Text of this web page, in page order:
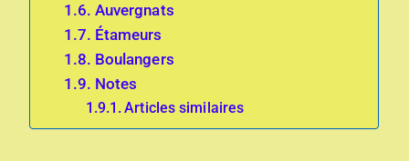
Auvergnats
Étameurs
Boulangers
Notes
Articles similaires